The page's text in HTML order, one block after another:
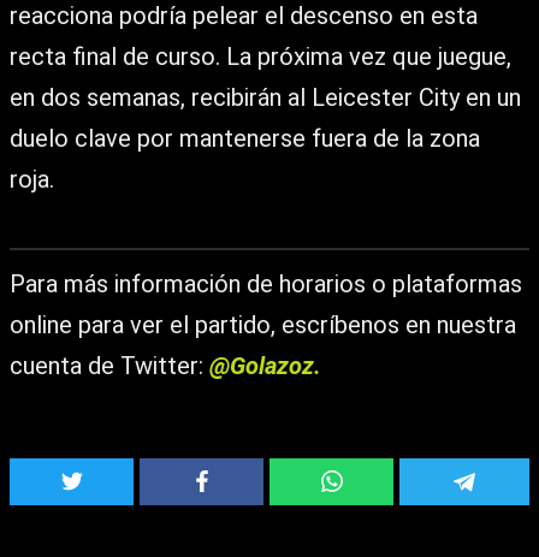
reacciona podría pelear el descenso en esta
recta final de curso. La próxima vez que juegue,
en dos semanas, recibirán al Leicester City en un
duelo clave por mantenerse fuera de la zona
roja.
Para más información de horarios o plataformas
online para ver el partido, escríbenos en nuestra
cuenta de Twitter: @Golazoz.